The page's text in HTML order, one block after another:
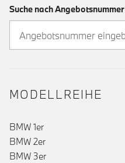
Suche nach Angebotsnummer
MODELLREIHE
BMW 1er
BMW 2er
BMW 3er